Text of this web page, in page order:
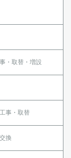
・取替・増設
事・取替
換